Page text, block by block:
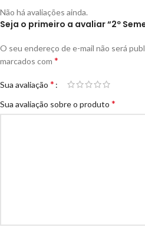
Não há avaliações ainda.
Seja o primeiro a avaliar “2º
O seu endereço de e-mail não será
marcados com *
Sua avaliação *
Sua avaliação sobre o produto *